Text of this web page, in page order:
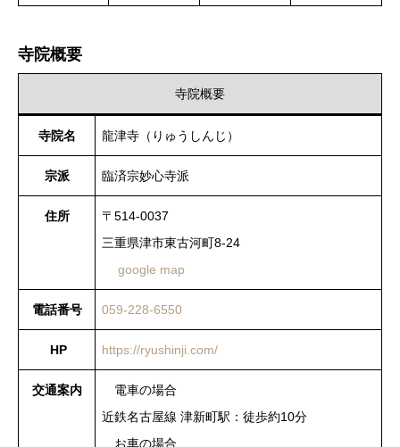
寺院概要
寺院概要
寺院名 龍津寺（りゅうしんじ）
宗派 臨済宗妙心寺派
住所
〒514-0037
三重県津市東古河町8-24
google map
電話番号 059-228-6550
HP https://ryushinji.com/
交通案内
電車の場合
近鉄名古屋線 津新町駅：徒歩約10分
お車の場合